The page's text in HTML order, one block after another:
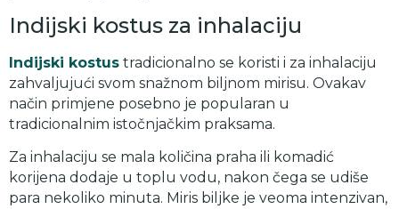
Indijski kostus za inhalaciju
Indijski kostus tradicionalno se koristi i za inhalaciju
zahvaljujući svom snažnom biljnom mirisu. Ovakav
način primjene posebno je popularan u
tradicionalnim istočnjačkim praksama.
Za inhalaciju se mala količina praha ili komadić
korijena dodaje u toplu vodu, nakon čega se udiše
para nekoliko minuta. Miris biljke je veoma intenzivan,